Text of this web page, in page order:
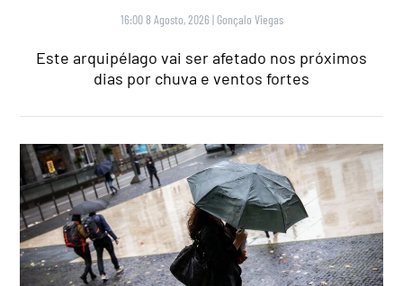
16:00 8 Agosto, 2026 | Gonçalo Viegas
Este arquipélago vai ser afetado nos próximos
dias por chuva e ventos fortes